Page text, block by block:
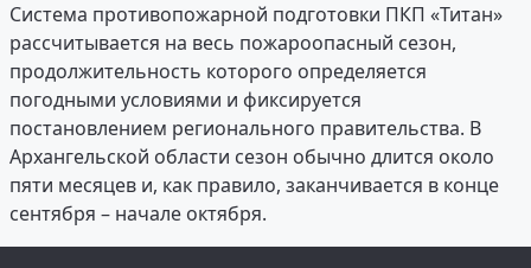
Система противопожарной подготовки ПКП «Титан»
рассчитывается на весь пожароопасный сезон,
продолжительность которого определяется
погодными условиями и фиксируется
постановлением регионального правительства. В
Архангельской области сезон обычно длится около
пяти месяцев и, как правило, заканчивается в конце
сентября – начале октября.